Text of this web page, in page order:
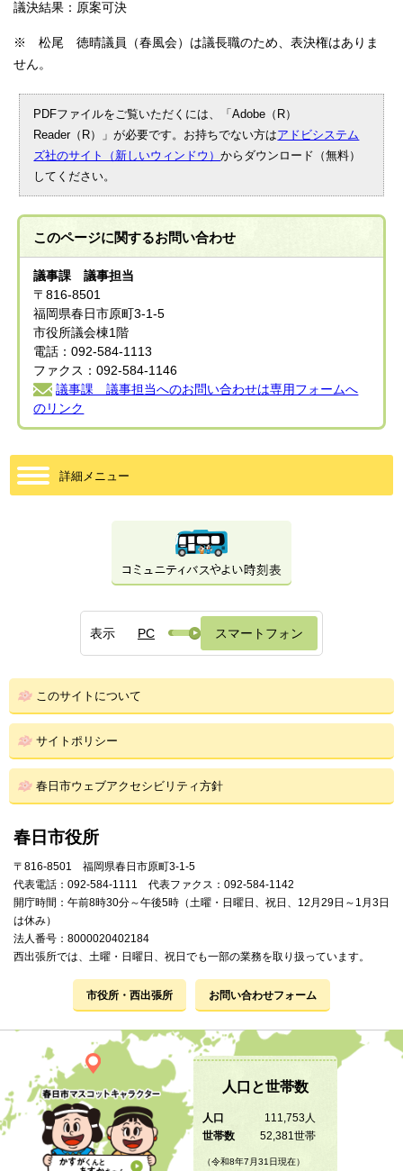
議決結果：原案可決
※ 松尾 徳晴議員（春風会）は議長職のため、表決権はありま
せん。
PDFファイルをご覧いただくには、「Adobe（R）
Reader（R）」が必要です。お持ちでない方はアドビシステム
ズ社のサイト（新しいウィンドウ）からダウンロード（無料）
してください。
このページに関するお問い合わせ
議事課 議事担当
〒816-8501
福岡県春日市原町3-1-5
市役所議会棟1階
電話：092-584-1113
ファクス：092-584-1146
議事課 議事担当へのお問い合わせは専用フォームへ
のリンク
詳細メニュー
表示 PC スマートフォン
このサイトについて
サイトポリシー
春日市ウェブアクセシビリティ方針
春日市役所
〒816-8501 福岡県春日市原町3-1-5
代表電話：092-584-1111 代表ファクス：092-584-1142
開庁時間：午前8時30分～午後5時（土曜・日曜日、祝日、12月29日～1月3日
は休み）
法人番号：8000020402184
西出張所では、土曜・日曜日、祝日でも一部の業務を取り扱っています。
市役所・西出張所 お問い合わせフォーム
人口と世帯数
人口
111,753人
世帯数
52,381世帯
（令和8年7月31日現在）